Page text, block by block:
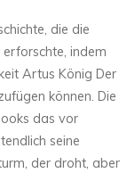
die die
indem
Artus König Der
können. Die
das vor
seine
der droht, aber